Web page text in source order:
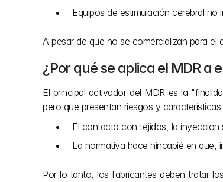
Equipos de estimulación cerebral
A pesar de que no se comercializan para
¿Por qué se aplica el MDR a
El principal activador del MDR es la
pero que presentan riesgos y
El contacto con tejidos, la inyección
La normativa hace hincapié en que,
Por lo tanto, los fabricantes deben tratar